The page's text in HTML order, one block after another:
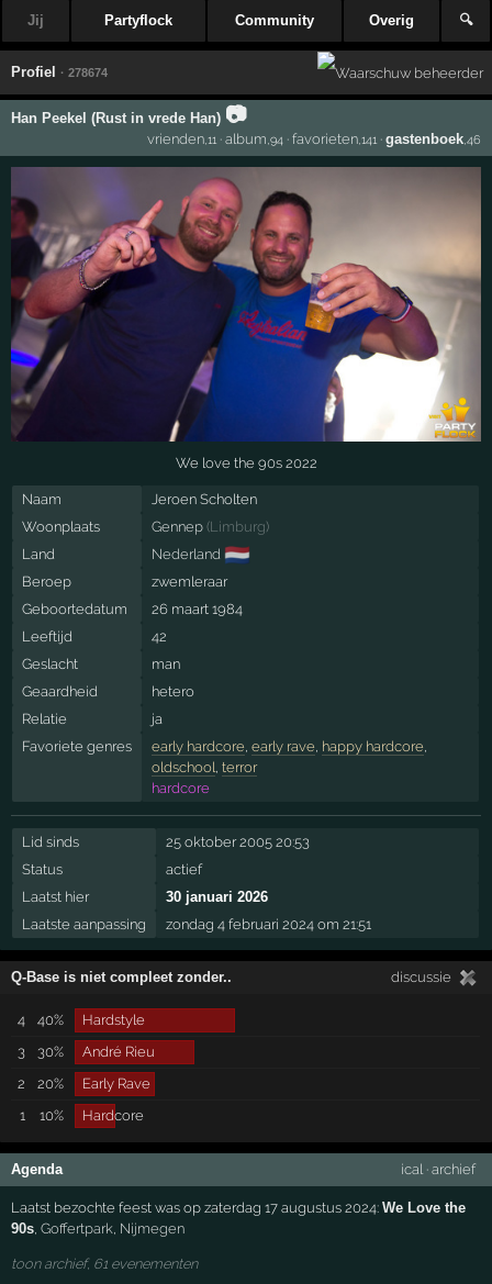
Jij Partyflock Community Overig 🔍
Profiel · 278674
Han Peekel (Rust in vrede Han) 📷
vrienden,11· album ,94· favorieten,141· gastenboek,46
We love the 90s 2022
Naam
Jeroen Scholten
Woonplaats
Gennep (Limburg)
Land
Nederland 🇳🇱
Beroep
zwemleraar
Geboortedatum
26 maart 1984
Leeftijd
42
Geslacht
man
Geaardheid
hetero
Relatie
ja
Favoriete genres
early hardcore, early rave, happy hardcore,
oldschool, terror
hardcore
Lid sinds
25 oktober 2005 20:53
Status
actief
Laatst hier
30 januari 2026
Laatste aanpassing
zondag 4 februari 2024 om 21:51
Q-Base is niet compleet zonder.. discussie
4 40%
Hardstyle
3
30%
André Rieu
2
20%
Early Rave
1
10% Hardcore
Agenda ical· archief
Laatst bezochte feest was op zaterdag 17 augustus 2024:We Love the
90s ,Goffertpark Nijmegen
toon archief, 61 evenementen